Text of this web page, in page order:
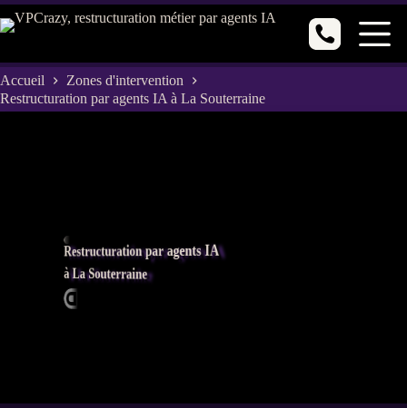
Passer
au
Accueil
Zones d'intervention
Restructuration par agents IA à La Souterraine
Restructuration par agents IA
à La Souterraine